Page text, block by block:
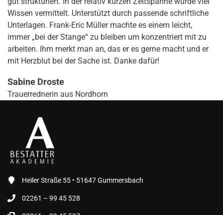
Wissen vermittelt. Unterstützt durch passende schriftliche
Unterlagen. Frank-Eric Müller machte es einem leicht,
immer „bei der Stange“ zu bleiben um konzentriert mit zu
arbeiten. Ihm merkt man an, das er es gerne macht und er
mit Herzblut bei der Sache ist. Danke dafür!
Sabine Droste
Trauerrednerin aus Nordhorn
Heiler Straße 55 • 51647 Gummersbach
02261 – 99 45 528